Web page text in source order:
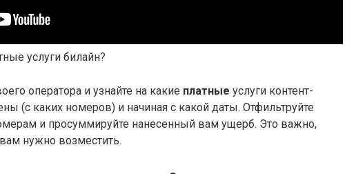
услуги билайн?
оператора и узнайте на какие платные услуги контент-
(с каких номеров) и начиная с какой даты. Отфильтруйте
и просуммируйте нанесенный вам ущерб. Это важно,
нужно возместить.